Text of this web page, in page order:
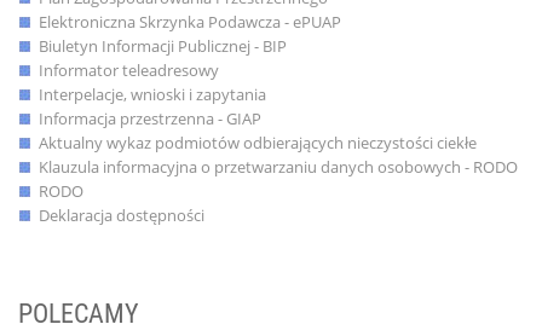
Elektroniczna Skrzynka Podawcza - ePUAP
Biuletyn Informacji Publicznej - BIP
Informator teleadresowy
Interpelacje, wnioski i zapytania
Informacja przestrzenna - GIAP
Aktualny wykaz podmiotów odbierających nieczystości ciekłe
Klauzula informacyjna o przetwarzaniu danych osobowych - RODO
RODO
Deklaracja dostępności
POLECAMY